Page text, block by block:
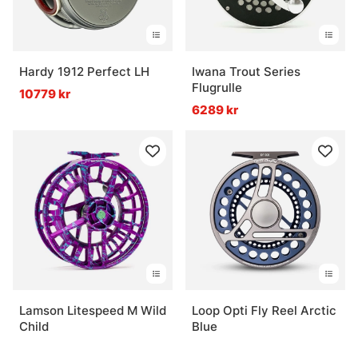
Hardy 1912 Perfect LH
10779 kr
Iwana Trout Series
Flugrulle
6289 kr
Lamson Litespeed M Wild
Child
Loop Opti Fly Reel Arctic
Blue